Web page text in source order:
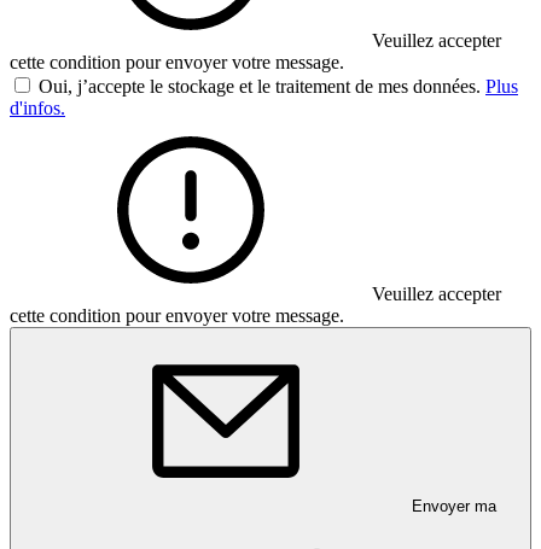
Veuillez accepter
cette condition pour envoyer votre message.
Oui, j’accepte le stockage et le traitement de mes données. Plus
d'infos.
Veuillez accepter
cette condition pour envoyer votre message.
Envoyer ma